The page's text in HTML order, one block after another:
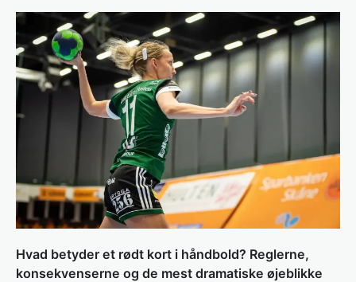
Hvad betyder et rødt kort i håndbold? Reglerne,
konsekvenserne og de mest dramatiske øjeblikke